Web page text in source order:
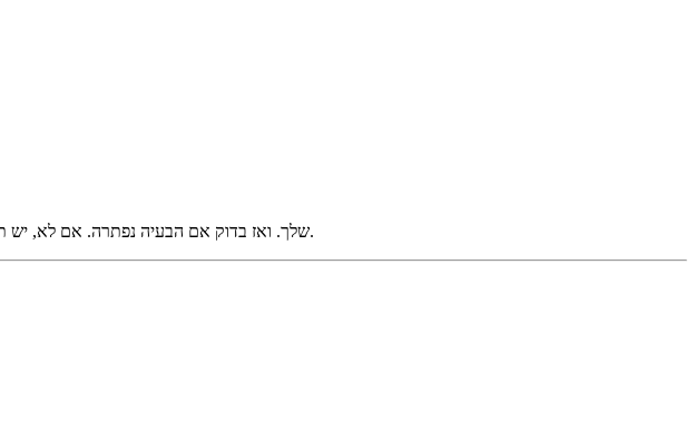
במקלדת באותו זמן להחליף את המצלמה במכשיר ה- MSI שלך. ואז בדוק אם הבעיה נפתרה. אם לא, יש תיקונים נוספים לנסות בהמשך.